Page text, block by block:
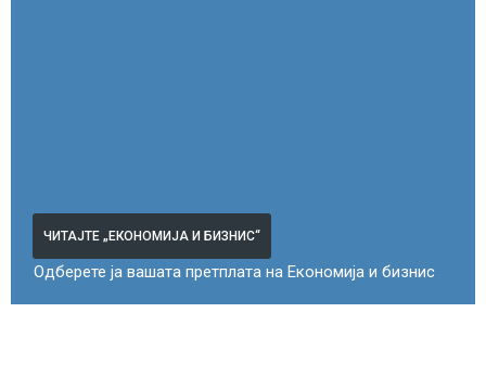
ЧИТАЈТЕ „ЕКОНОМИЈА И БИЗНИС“
Одберете ја вашата претплата на Економија и бизнис